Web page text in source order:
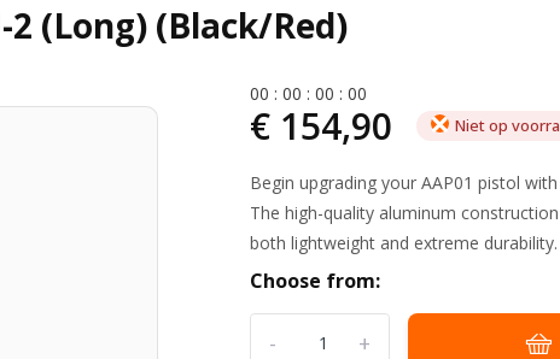
2 (Long) (Black/Red)
00 :00 :00 :00
€ 154,90 Niet op
Begin upgrading your AAP01 pistol
The high-quality aluminum
both lightweight and extreme durability.
Choose from:
+
-